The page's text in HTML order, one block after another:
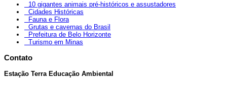
10 gigantes animais pré-históricos e assustadores
Cidades Históricas
Fauna e Flora
Grutas e cavernas do Brasil
Prefeitura de Belo Horizonte
Turismo em Minas
Contato
Estação Terra Educação Ambiental